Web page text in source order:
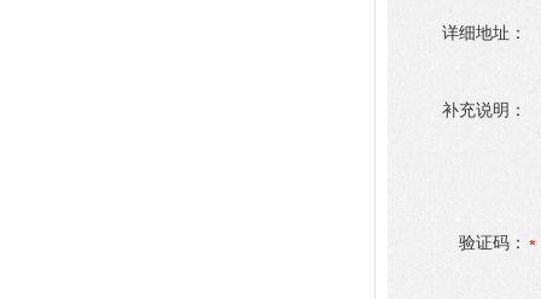
详细地址：
补充说明：
验证码：